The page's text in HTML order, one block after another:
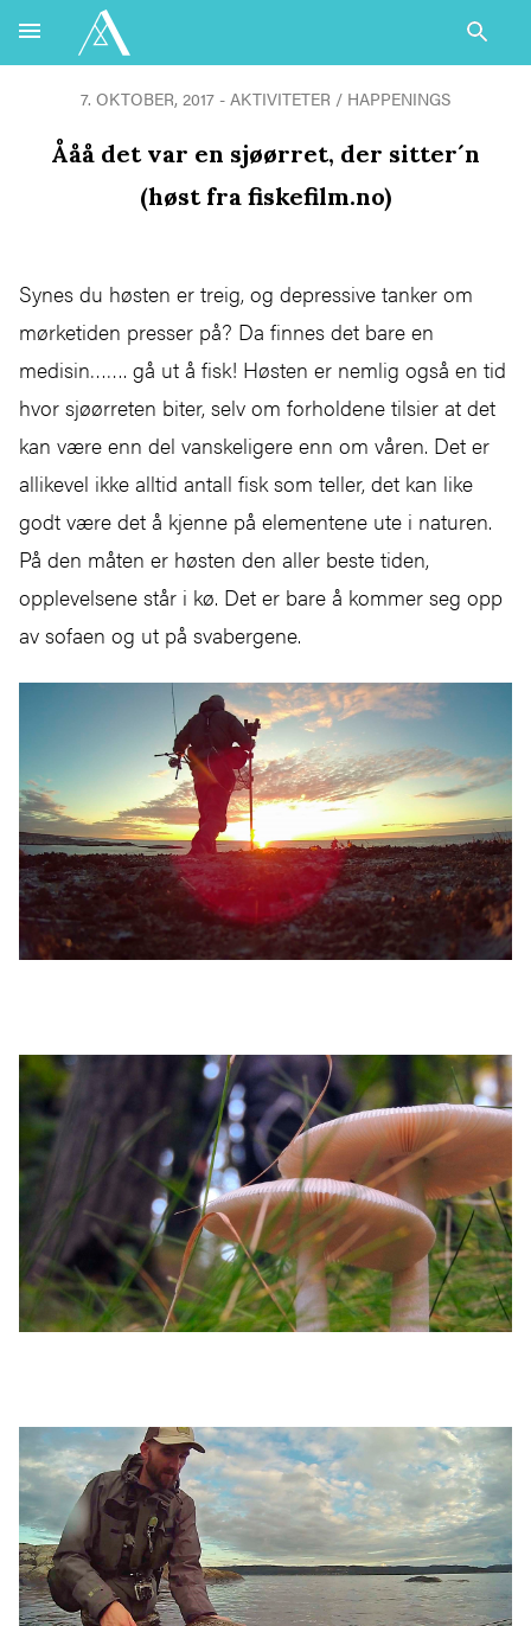
7. OKTOBER, 2017 - AKTIVITETER / HAPPENINGS
Ååå det var en sjøørret, der sitter´n
(høst fra fiskefilm.no)
Synes du høsten er treig, og depressive tanker om
mørketiden presser på? Da finnes det bare en
medisin……. gå ut å fisk! Høsten er nemlig også en tid
hvor sjøørreten biter, selv om forholdene tilsier at det
kan være enn del vanskeligere enn om våren. Det er
allikevel ikke alltid antall fisk som teller, det kan like
godt være det å kjenne på elementene ute i naturen.
På den måten er høsten den aller beste tiden,
opplevelsene står i kø. Det er bare å kommer seg opp
av sofaen og ut på svabergene.